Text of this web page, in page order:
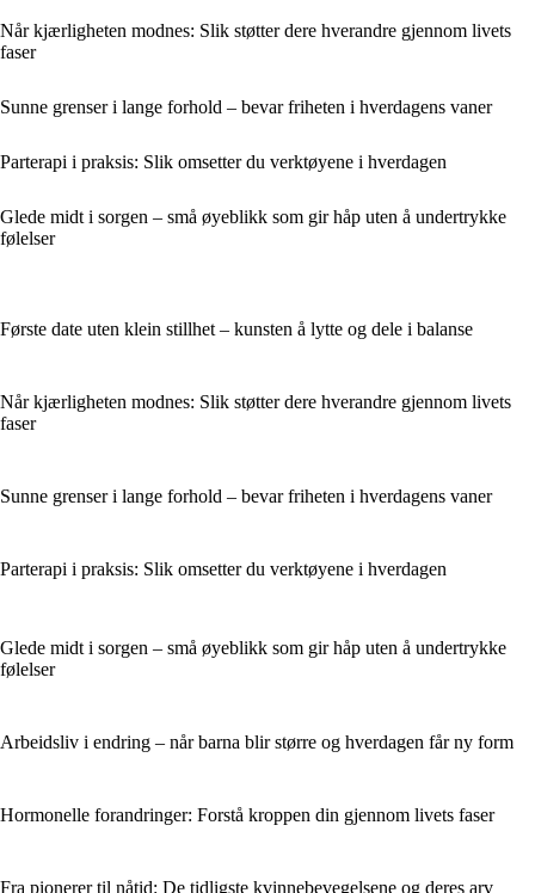
Når kjærligheten modnes: Slik støtter dere hverandre gjennom livets
faser
Sunne grenser i lange forhold – bevar friheten i hverdagens vaner
Parterapi i praksis: Slik omsetter du verktøyene i hverdagen
Glede midt i sorgen – små øyeblikk som gir håp uten å undertrykke
følelser
Første date uten klein stillhet – kunsten å lytte og dele i balanse
Når kjærligheten modnes: Slik støtter dere hverandre gjennom livets
faser
Sunne grenser i lange forhold – bevar friheten i hverdagens vaner
Parterapi i praksis: Slik omsetter du verktøyene i hverdagen
Glede midt i sorgen – små øyeblikk som gir håp uten å undertrykke
følelser
Arbeidsliv i endring – når barna blir større og hverdagen får ny form
Hormonelle forandringer: Forstå kroppen din gjennom livets faser
Fra pionerer til nåtid: De tidligste kvinnebevegelsene og deres arv